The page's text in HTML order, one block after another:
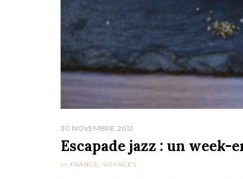
30 NOVEMBRE 2012
Escapade jazz : un week-
In FRANCE, VOYAGES